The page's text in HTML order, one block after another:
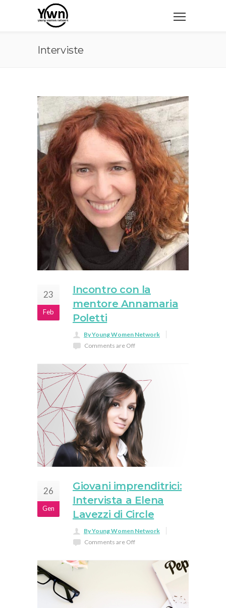
Interviste
23
Feb
Incontro con la
mentore Annamaria
Poletti
By Young Women Network
Comments are Off
26
Gen
Giovani imprenditrici:
Intervista a Elena
Lavezzi di Circle
By Young Women Network
Comments are Off